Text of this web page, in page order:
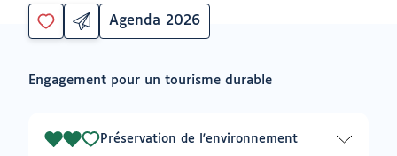
Vous
connecté
à
Partager
par
vers
messagerie
Catégorie
Agenda 2026
Engagement pour un tourisme durable
Préservation de l'environnement
2